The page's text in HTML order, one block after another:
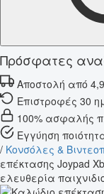
Πρόσφατες
Αποστολή από
Επιστροφές 30
100% ασφαλής
Εγγύηση
/ Κονσόλες &
επέκτασης Joypad
ελευθερία